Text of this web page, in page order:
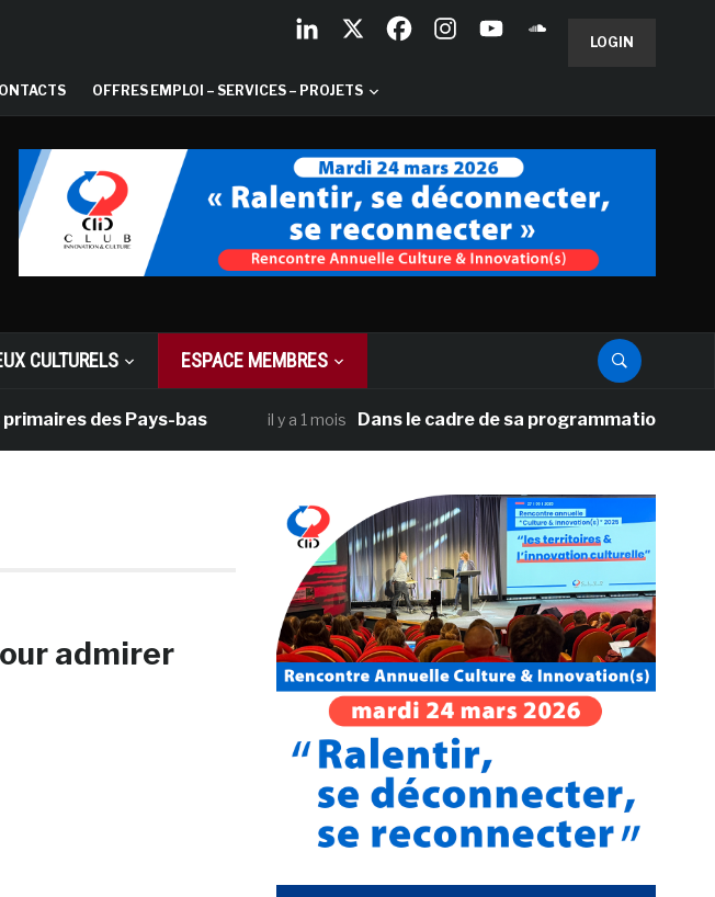
LOGIN
OFFRES EMPLOI – SERVICES – PROJETS
CULTURELS ESPACE MEMBRES
des Pays-bas il y a 1 mois Dans le cadre de sa programmation
admirer